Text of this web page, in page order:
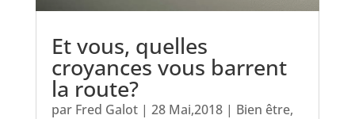
Et vous, quelles
croyances vous barrent
la route?
par Fred Galot| 28 Mai,2018| Bien être,